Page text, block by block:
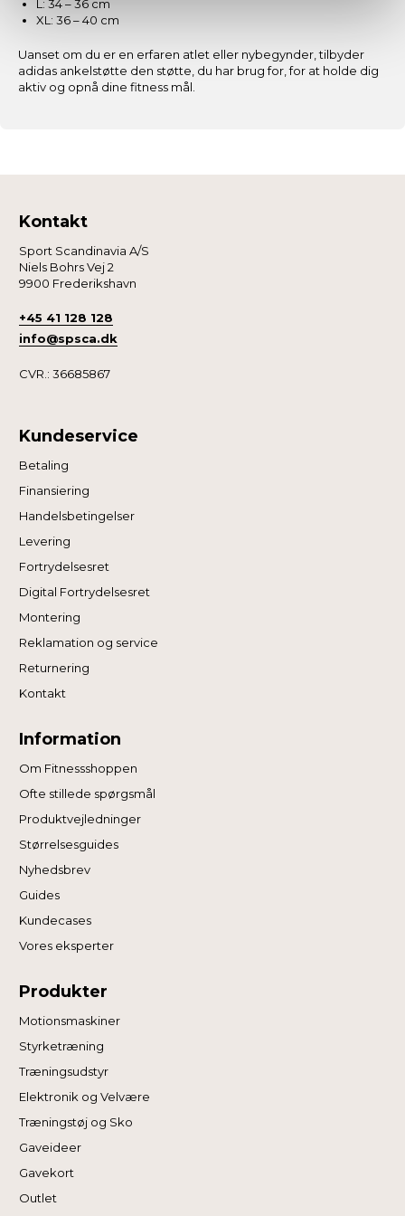
L: 34 – 36 cm
XL: 36 – 40 cm
Uanset om du er en erfaren atlet eller nybegynder, tilbyder
adidas ankelstøtte den støtte, du har brug for, for at holde dig
aktiv og opnå dine fitness mål.
Kontakt
Sport Scandinavia A/S
Niels Bohrs Vej 2
9900 Frederikshavn
+45 41 128 128
info@spsca.dk
CVR.: 36685867
Kundeservice
Betaling
Finansiering
Handelsbetingelser
Levering
Fortrydelsesret
Digital Fortrydelsesret
Montering
Reklamation og service
Returnering
Kontakt
Information
Om Fitnessshoppen
Ofte stillede spørgsmål
Produktvejledninger
Størrelsesguides
Nyhedsbrev
Guides
Kundecases
Vores eksperter
Produkter
Motionsmaskiner
Styrketræning
Træningsudstyr
Elektronik og Velvære
Træningstøj og Sko
Gaveideer
Gavekort
Outlet